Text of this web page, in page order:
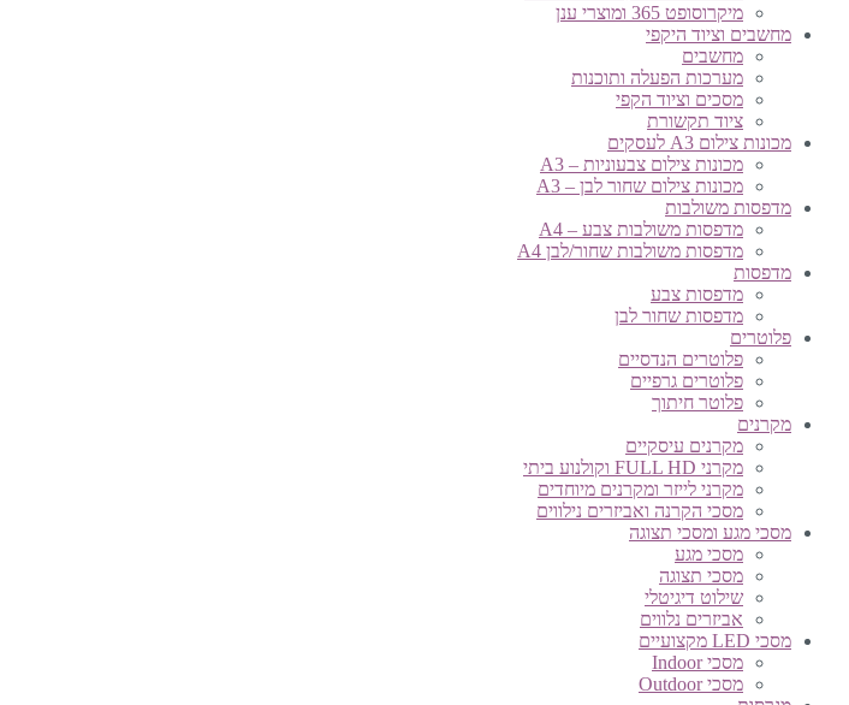
מיקרוסופט 365 ומוצרי ענן
מחשבים וציוד היקפי
מחשבים
מערכות הפעלה ותוכנות
מסכים וציוד הקפי
ציוד תקשורת
מכונות צילום A3 לעסקים
מכונות צילום צבעוניות – A3
מכונות צילום שחור לבן – A3
מדפסות משולבות
מדפסות משולבות צבע – A4
מדפסות משולבות שחור/לבן A4
מדפסות
מדפסות צבע
מדפסות שחור לבן
פלוטרים
פלוטרים הנדסיים
פלוטרים גרפיים
פלוטר חיתוך
מקרנים
מקרנים עיסקיים
מקרני FULL HD וקולנוע ביתי
מקרני לייזר ומקרנים מיוחדים
מסכי הקרנה ואביזרים נילווים
מסכי מגע ומסכי תצוגה
מסכי מגע
מסכי תצוגה
שילוט דיגיטלי
אביזרים נלווים
מסכי LED מקצועיים
מסכי Indoor
מסכי Outdoor